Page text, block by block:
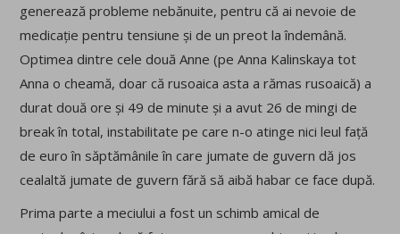
generează probleme nebănuite, pentru că ai nevoie de
medicație pentru tensiune și de un preot la îndemână.
Optimea dintre cele două Anne (pe Anna Kalinskaya tot
Anna o cheamă, doar că rusoaica asta a rămas rusoaică) a
durat două ore și 49 de minute și a avut 26 de mingi de
break în total, instabilitate pe care n-o atinge nici leul față
de euro în săptămânile în care jumate de guvern dă jos
cealaltă jumate de guvern fără să aibă habar ce face după.
Prima parte a meciului a fost un schimb amical de